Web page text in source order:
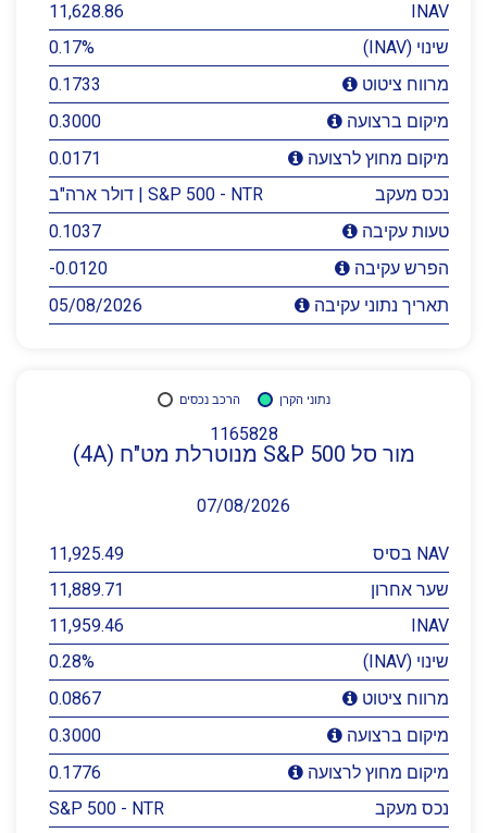
INAV
11,628.86
שינוי (INAV)
0.17%
מרווח ציטוט
0.1733
מיקום ברצועה
0.3000
מיקום מחוץ לרצועה
0.0171
נכס מעקב
S&P 500 - NTR | דולר ארה"ב
טעות עקיבה
0.1037
הפרש עקיבה
-0.0120
תאריך נתוני עקיבה
05/08/2026
נתוני הקרן הרכב נכסים
1165828
מור סל S&P 500 מנוטרלת מט"ח (4A)
07/08/2026
NAV בסיס
11,925.49
שער אחרון
11,889.71
INAV
11,959.46
שינוי (INAV)
0.28%
מרווח ציטוט
0.0867
מיקום ברצועה
0.3000
מיקום מחוץ לרצועה
0.1776
נכס מעקב
S&P 500 - NTR